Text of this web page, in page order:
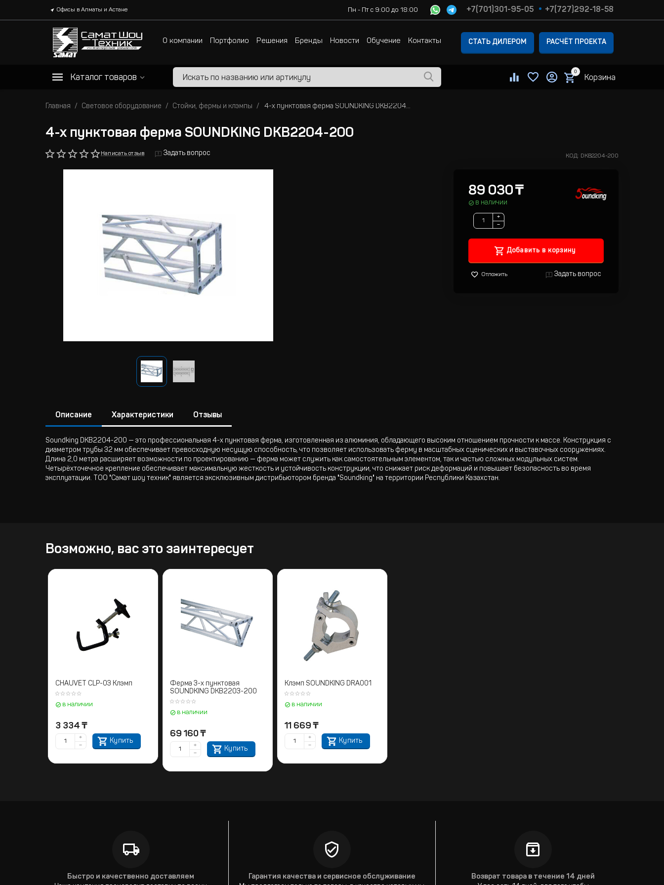
Офисы в Алматы и Астане Пн - Пт с 9:00 до 18:00 +7(701)301-95-05 +7(727)292-18-58
О компании Портфолио Решения Бренды Новости Обучение Контакты СТАТЬ ДИЛЕРОМ РАСЧЁТ ПРОЕКТА
Каталог товаров
0
Корзина
Главная Световое оборудование Стойки, фермы и клэмпы 4-х пунктовая ферма SOUNDKING DKB2204-200
4-х пунктовая ферма SOUNDKING DKB2204-200
Написать отзыв Задать вопрос КОД: DKB2204-200
89 030₸
в наличии
+
−
Добавить в корзину
Отложить Задать вопрос
Описание Характеристики Отзывы
Soundking DKB2204-200 — это профессиональная 4-х пунктовая ферма, изготовленная из алюминия, обладающего высоким отношением прочности к массе. Конструкция с
диаметром трубы 32 мм обеспечивает превосходную несущую способность, что позволяет использовать ферму в масштабных сценических и выставочных сооружениях.
Длина 2,0 метра расширяет возможности по проектированию — ферма может служить как самостоятельным элементом, так и частью сложных модульных систем.
Четырёхточечное крепление обеспечивает максимальную жесткость и устойчивость конструкции, что снижает риск деформаций и повышает безопасность во время
эксплуатации. ТОО "Самат шоу техник" является эксклюзивным дистрибьютором бренда "Soundking" на территории Республики Казахстан.
Возможно, вас это заинтересует
CHAUVET CLP-03 Клэмп
в наличии
3 334 ₸
Купить
+
−
Ферма 3-х пунктовая
SOUNDKING DKB2203-200
в наличии
69 160 ₸
Купить
+
−
Клэмп SOUNDKING DRA001
в наличии
11 669 ₸
Купить
+
−
Быстро и качественно доставляем Гарантия качества и сервисное обслуживание Возврат товара в течение 14 дней